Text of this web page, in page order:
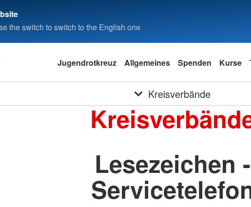
the switch to switch to the English one
Jugendrotkreuz Allgemeines Spenden Kurse
Kreisverbände
Lesezeichen -